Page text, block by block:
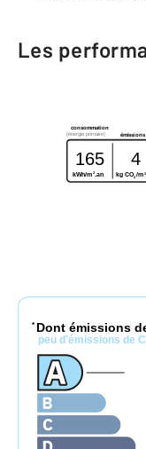
Les
consommation
émissions
(énergie primaire)
165 4
kWh/m 2 .an kg CO2/m2
* Dont émissions
peu d'émissions de